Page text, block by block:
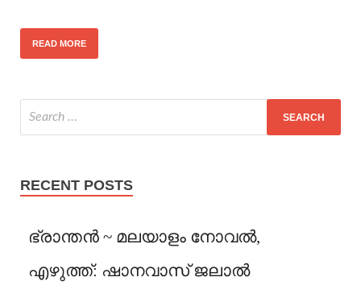
READ MORE
RECENT POSTS
ഭ്രാന്തൻ ~ മലയാളം നോവൽ,
എഴുത്ത്: ഷാനവാസ് ജലാൽ